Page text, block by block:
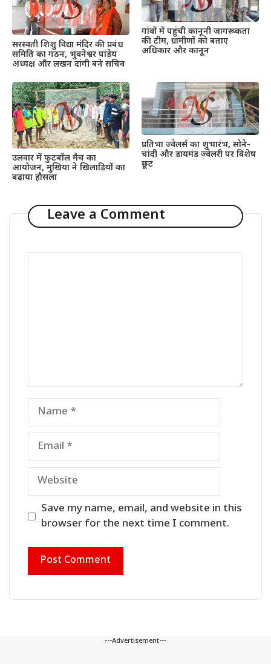
सरस्वती शिशु विद्या मंदिर की प्रबंध
समिति का गठन, भुवनेश्वर पांडेय
अध्यक्ष और लखन दांगी बने सचिव
गांवों में पहुंची कानूनी जागरूकता
की टीम, ग्रामीणों को बताए
अधिकार और कानून
उलवार में फुटबॉल मैच का
आयोजन, मुखिया ने खिलाड़ियों का
बढ़ाया हौसला
प्रतिभा ज्वेलर्स का शुभारंभ, सोने-
चांदी और डायमंड ज्वेलरी पर विशेष
छूट
Leave a Comment
Name
Email
Website
Save my name, email, and website in this
browser for the next time I comment.
---Advertisement---